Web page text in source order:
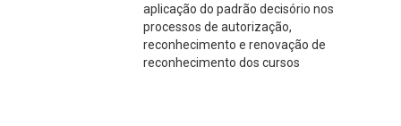
aplicação do padrão decisório nos
processos de autorização,
reconhecimento e renovação de
reconhecimento dos cursos